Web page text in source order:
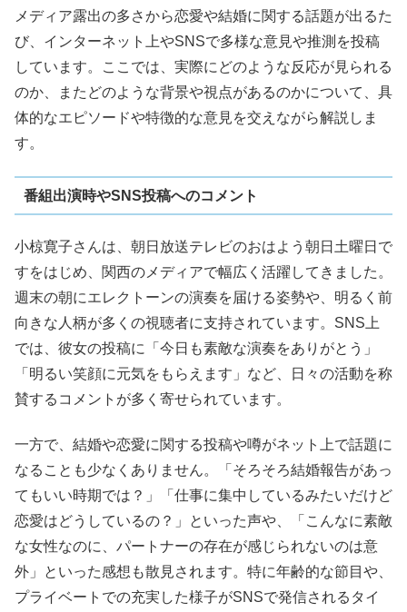
メディア露出の多さから恋愛や結婚に関する話題が出るた
び、インターネット上やSNSで多様な意見や推測を投稿
しています。ここでは、実際にどのような反応が見られる
のか、またどのような背景や視点があるのかについて、具
体的なエピソードや特徴的な意見を交えながら解説しま
す。
番組出演時やSNS投稿へのコメント
小椋寛子さんは、朝日放送テレビのおはよう朝日土曜日で
すをはじめ、関西のメディアで幅広く活躍してきました。
週末の朝にエレクトーンの演奏を届ける姿勢や、明るく前
向きな人柄が多くの視聴者に支持されています。SNS上
では、彼女の投稿に「今日も素敵な演奏をありがとう」
「明るい笑顔に元気をもらえます」など、日々の活動を称
賛するコメントが多く寄せられています。
一方で、結婚や恋愛に関する投稿や噂がネット上で話題に
なることも少なくありません。「そろそろ結婚報告があっ
てもいい時期では？」「仕事に集中しているみたいだけど
恋愛はどうしているの？」といった声や、「こんなに素敵
な女性なのに、パートナーの存在が感じられないのは意
外」といった感想も散見されます。特に年齢的な節目や、
プライベートでの充実した様子がSNSで発信されるタイ